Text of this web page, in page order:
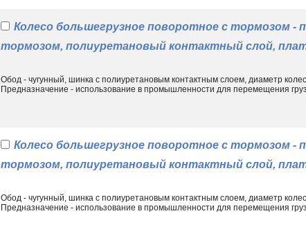
Колесо большегрузное поворотное с тормозом -
тормозом, полиуретановый контактный слой,
Обод - чугунный, шинка с полиуретановым контактным слоем, диаметр
Предназначение - использование в промышленности для перемещения
Колесо большегрузное поворотное с тормозом -
тормозом, полиуретановый контактный слой,
Обод - чугунный, шинка с полиуретановым контактным слоем, диаметр
Предназначение - использование в промышленности для перемещения